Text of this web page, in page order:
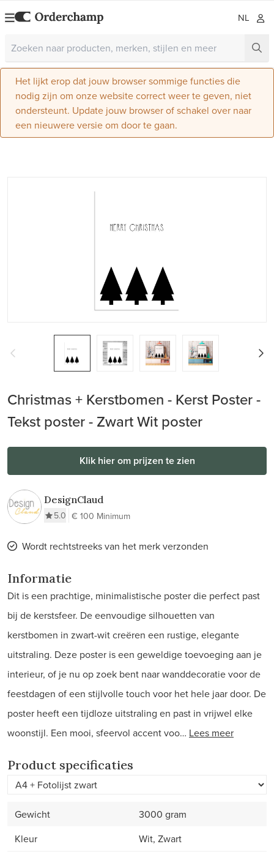
NL
Het lijkt erop dat jouw browser sommige functies die
nodig zijn om onze website correct weer te geven, niet
ondersteunt. Update jouw browser of schakel over naar
een nieuwere versie om door te gaan.
Christmas + Kerstbomen - Kerst Poster -
Tekst poster - Zwart Wit poster
Klik hier om prijzen te zien
DesignClaud
5.0 € 100 Minimum
Wordt rechtstreeks van het merk verzonden
Informatie
Dit is een prachtige, minimalistische poster die perfect past
bij de kerstsfeer. De eenvoudige silhouetten van
kerstbomen in zwart-wit creëren een rustige, elegante
uitstraling. Deze poster is een geweldige toevoeging aan je
interieur, of je nu op zoek bent naar wanddecoratie voor de
feestdagen of een stijlvolle touch voor het hele jaar door. De
poster heeft een tijdloze uitstraling en past in vrijwel elke
woonstijl. Een mooi, sfeervol accent voo… Lees meer
Product specificaties
Gewicht
3000 gram
Kleur
Wit, Zwart